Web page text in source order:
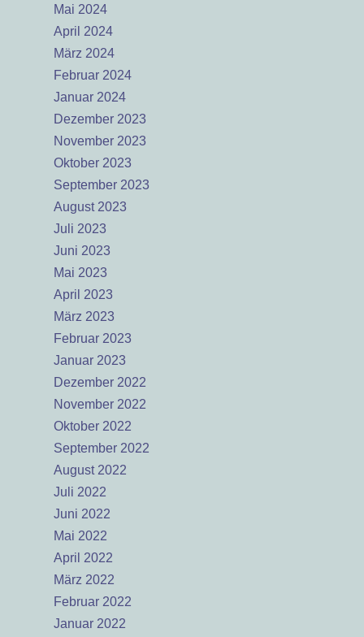
Mai 2024
April 2024
März 2024
Februar 2024
Januar 2024
Dezember 2023
November 2023
Oktober 2023
September 2023
August 2023
Juli 2023
Juni 2023
Mai 2023
April 2023
März 2023
Februar 2023
Januar 2023
Dezember 2022
November 2022
Oktober 2022
September 2022
August 2022
Juli 2022
Juni 2022
Mai 2022
April 2022
März 2022
Februar 2022
Januar 2022